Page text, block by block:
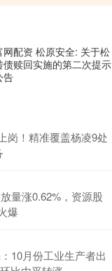
网配资 松原安全: 关于松
债赎回实施的第二次提示
告
岗！精准覆盖杨凌9处
量涨0.62%，资源股
爆
10月份工业生产者出